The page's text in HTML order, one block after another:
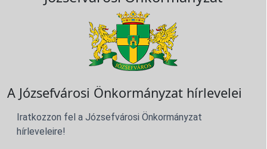
A Józsefvárosi Önkormányzat hírlevelei
Iratkozzon fel a Józsefvárosi Önkormányzat
hírleveleire!